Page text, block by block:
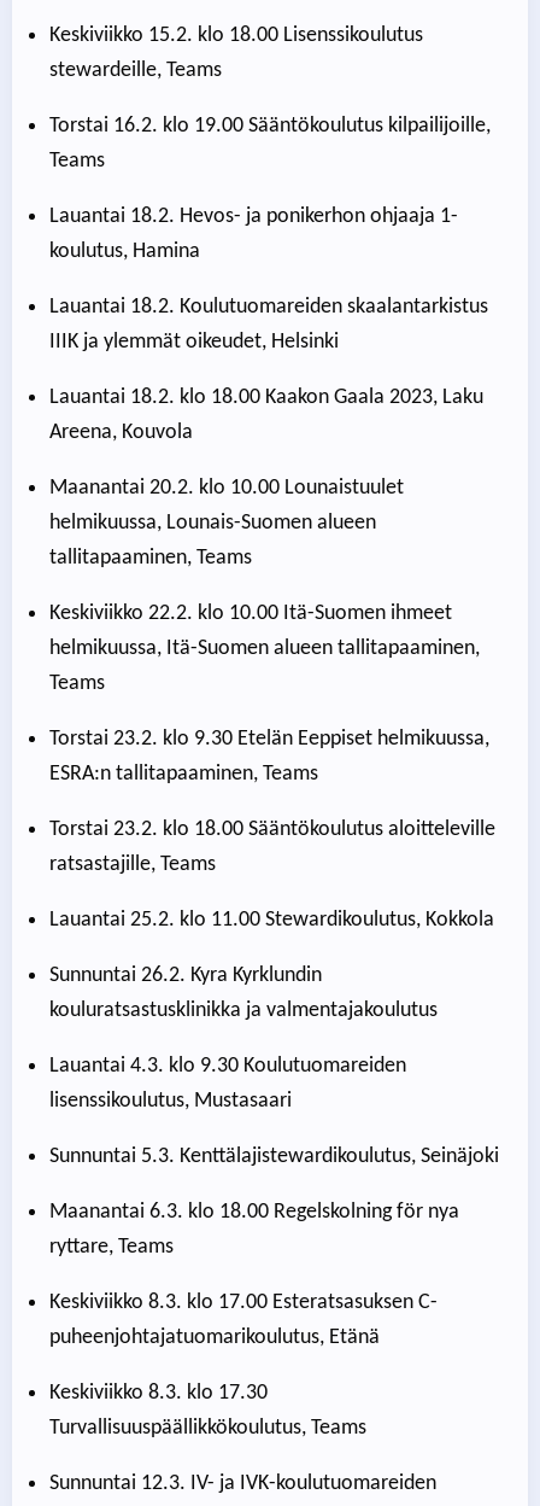
Keskiviikko 15.2. klo 18.00 Lisenssikoulutus
stewardeille, Teams
Torstai 16.2. klo 19.00 Sääntökoulutus kilpailijoille,
Teams
Lauantai 18.2. Hevos- ja ponikerhon ohjaaja 1-
koulutus, Hamina
Lauantai 18.2. Koulutuomareiden skaalantarkistus
IIIK ja ylemmät oikeudet, Helsinki
Lauantai 18.2. klo 18.00 Kaakon Gaala 2023, Laku
Areena, Kouvola
Maanantai 20.2. klo 10.00 Lounaistuulet
helmikuussa, Lounais-Suomen alueen
tallitapaaminen, Teams
Keskiviikko 22.2. klo 10.00 Itä-Suomen ihmeet
helmikuussa, Itä-Suomen alueen tallitapaaminen,
Teams
Torstai 23.2. klo 9.30 Etelän Eeppiset helmikuussa,
ESRA:n tallitapaaminen, Teams
Torstai 23.2. klo 18.00 Sääntökoulutus aloitteleville
ratsastajille, Teams
Lauantai 25.2. klo 11.00 Stewardikoulutus, Kokkola
Sunnuntai 26.2. Kyra Kyrklundin
kouluratsastusklinikka ja valmentajakoulutus
Lauantai 4.3. klo 9.30 Koulutuomareiden
lisenssikoulutus, Mustasaari
Sunnuntai 5.3. Kenttälajistewardikoulutus, Seinäjoki
Maanantai 6.3. klo 18.00 Regelskolning för nya
ryttare, Teams
Keskiviikko 8.3. klo 17.00 Esteratsasuksen C-
puheenjohtajatuomarikoulutus, Etänä
Keskiviikko 8.3. klo 17.30
Turvallisuuspäällikkökoulutus, Teams
Sunnuntai 12.3. IV- ja IVK-koulutuomareiden